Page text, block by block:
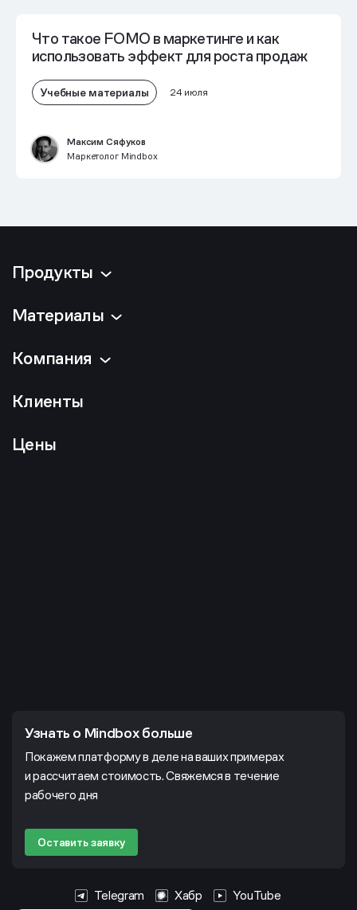
Что такое FOMO в маркетинге и как
использовать эффект для роста продаж
Учебные материалы 24 июля
Максим Сяфуков
Маркетолог Mindbox
Продукты
Материалы
Компания
Клиенты
Цены
Узнать о Mindbox больше
Покажем платформу в деле на ваших примерах
и рассчитаем стоимость. Свяжемся в течение
рабочего дня
Оставить заявку
Telegram Хабр
YouTube